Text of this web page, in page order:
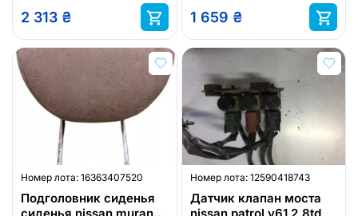
2 313 ₴ 1 659 ₴
Номер лота: 16363407520
Подголовник сиденья
Номер лота: 12590418743
Датчик клапан моста